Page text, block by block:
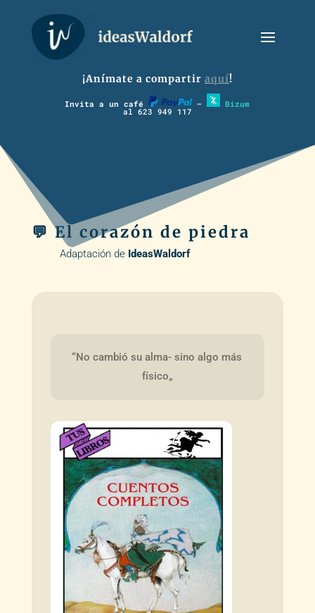
¡Anímate a compartir aquí!
Invita a un café – Bizum
al 623 949 117
💬 El corazón de piedra
Adaptación de IdeasWaldorf
“No cambió su alma- sino algo más
físico„